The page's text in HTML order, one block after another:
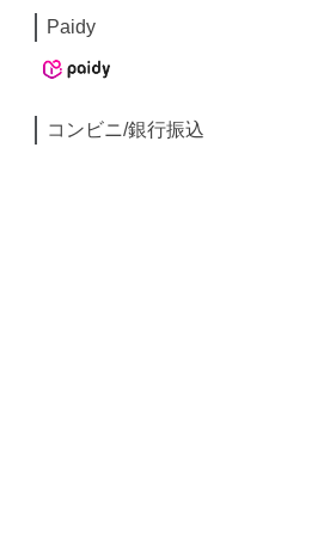
Paidy
コンビニ/銀行振込